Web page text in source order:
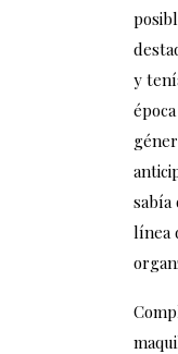
y
sabía
línea